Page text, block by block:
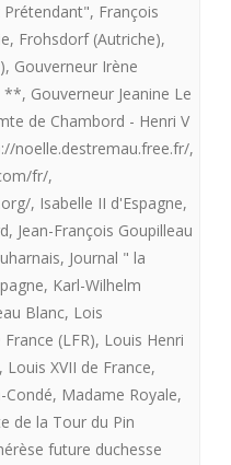
Prétendant", François
, Frohsdorf (Autriche),
, Gouverneur Irène
**, Gouverneur Jeanine Le
de Chambord - Henri V
noelle.destremau.free.fr/,
fr/,
, Isabelle II d'Espagne,
, Jean-François Goupilleau
, Journal " la
, Karl-Wilhelm
Blanc, Lois
(LFR), Louis Henri
, Louis XVII de France,
Condé, Madame Royale,
de la Tour du Pin
future duchesse